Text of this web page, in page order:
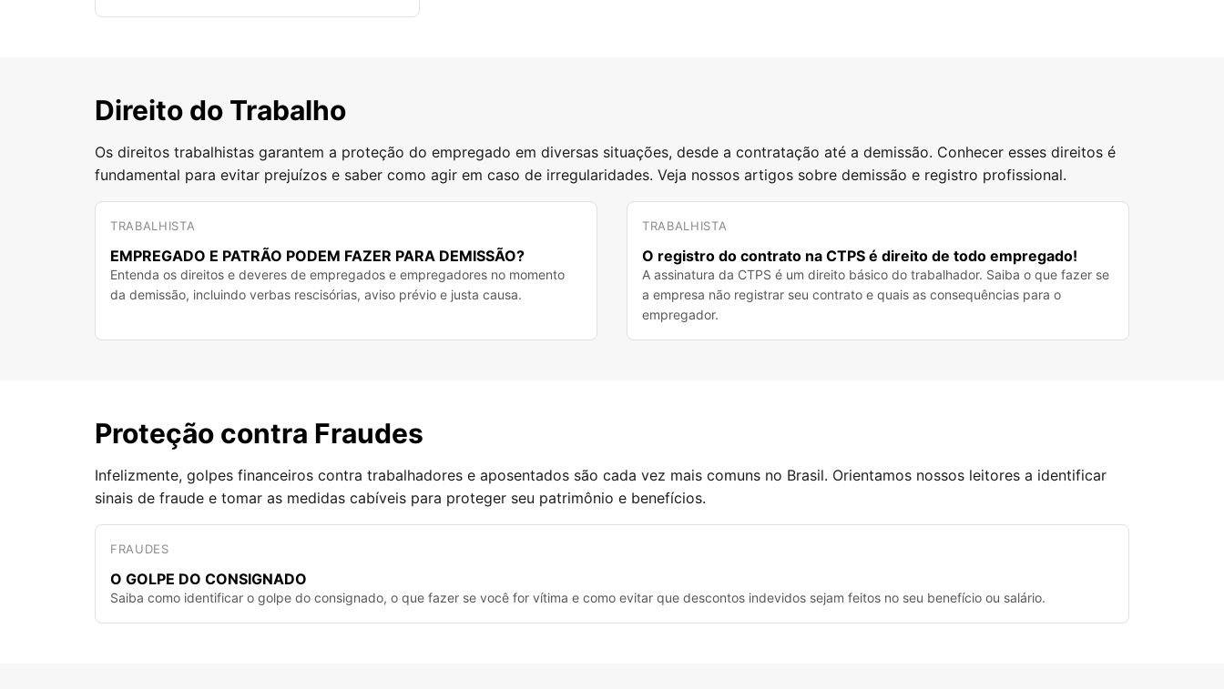
Direito do Trabalho
Os direitos trabalhistas garantem a proteção do empregado em diversas situações, desde a contratação até a demissão. Conhecer esses direitos é
fundamental para evitar prejuízos e saber como agir em caso de irregularidades. Veja nossos artigos sobre demissão e registro profissional.
TRABALHISTA
EMPREGADO E PATRÃO PODEM FAZER PARA DEMISSÃO?
Entenda os direitos e deveres de empregados e empregadores no momento
da demissão, incluindo verbas rescisórias, aviso prévio e justa causa.
TRABALHISTA
O registro do contrato na CTPS é direito de todo empregado!
A assinatura da CTPS é um direito básico do trabalhador. Saiba o que fazer se
a empresa não registrar seu contrato e quais as consequências para o
empregador.
Proteção contra Fraudes
Infelizmente, golpes financeiros contra trabalhadores e aposentados são cada vez mais comuns no Brasil. Orientamos nossos leitores a identificar
sinais de fraude e tomar as medidas cabíveis para proteger seu patrimônio e benefícios.
FRAUDES
O GOLPE DO CONSIGNADO
Saiba como identificar o golpe do consignado, o que fazer se você for vítima e como evitar que descontos indevidos sejam feitos no seu benefício ou salário.